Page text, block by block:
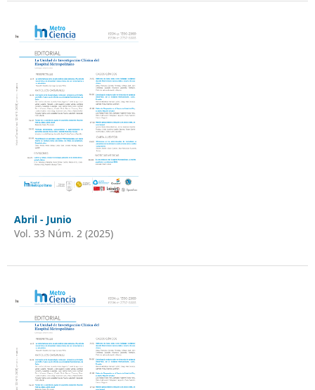
Abril - Junio
Vol. 33 Núm. 2 (2025)